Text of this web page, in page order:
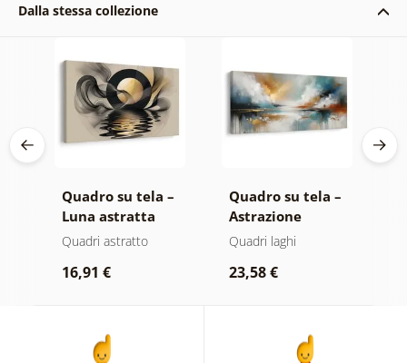
Dalla stessa collezione
Quadro su tela –
Luna astratta
sull’acqua
Quadri astratto
16,91 €
Quadro su tela –
Astrazione
moderna con
Quadri laghi
23,58 €